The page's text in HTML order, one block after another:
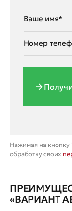
Нажимая на кнопку
обработку своих
«ВАРИАНТ